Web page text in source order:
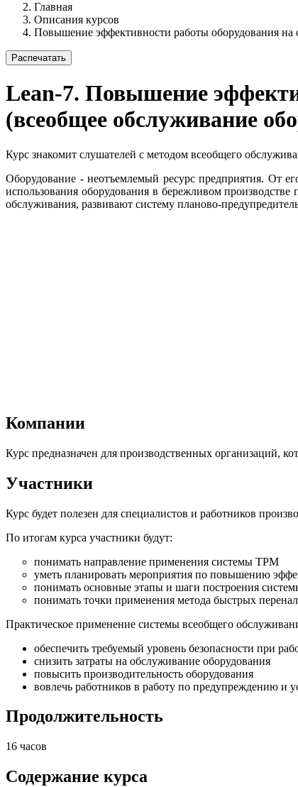
Главная
Описания курсов
Повышение эффективности работы оборудования
Распечатать
Lean-7. Повышение
(всеобщее обслуживание
Курс знакомит слушателей с методом всеобщего
Оборудование - неотъемлемый ресурс предприятия. От
использования оборудования в бережливом
обслуживания, развивают систему планово-
Компании
Курс предназначен для производственных организаций,
Участники
Курс будет полезен для специалистов и работников
По итогам курса участники будут:
понимать направление применения системы TPM
уметь планировать мероприятия по повышению
понимать основные этапы и шаги построения
понимать точки применения метода быстрых
Практическое применение системы всеобщего
обеспечить требуемый уровень безопасности при
снизить затраты на обслуживание оборудования
повысить производительность оборудования
вовлечь работников в работу по предупреждению и
Продолжительность
16 часов
Содержание курса